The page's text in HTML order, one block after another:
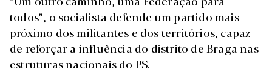
todos”, o socialista defende um partido mais
próximo dos militantes e dos territórios, capaz
de reforçar a influência do distrito de Braga nas
estruturas nacionais do PS.